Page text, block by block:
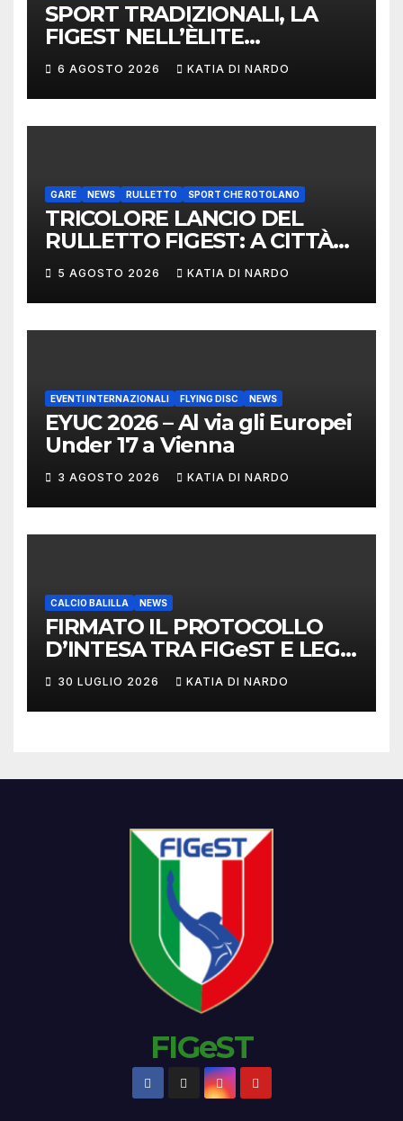
SPORT TRADIZIONALI, LA
FIGEST NELL’ÈLITE
MONDIALE: LA
DELEGAZIONE ITALIANA
PROTAGONISTA AL
CONVEGNO TAFISA A
6 AGOSTO 2026 KATIA DI NARDO
GARE NEWS RULLETTO SPORT CHE ROTOLANO
TRICOLORE LANCIO DEL
RULLETTO FIGEST: A CITTÀ
DI CASTELLO VINCONO
MARCHIGIANI ED UMBRI
5 AGOSTO 2026 KATIA DI NARDO
EVENTI INTERNAZIONALI FLYING DISC NEWS
EYUC 2026 – Al via gli Europei
Under 17 a Vienna
3 AGOSTO 2026 KATIA DI NARDO
CALCIO BALILLA NEWS
FIRMATO IL PROTOCOLLO
D’INTESA TRA FIGeST E LEGA
NAZIONALE DILETTANTI
30 LUGLIO 2026 KATIA DI NARDO
FIGeST